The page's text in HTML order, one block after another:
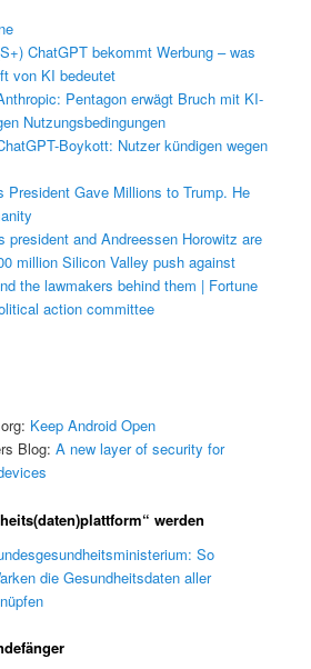
ChatGPT bekommt Werbung – was
von KI bedeutet
Pentagon erwägt Bruch mit KI-
Nutzungsbedingungen
Boykott: Nutzer kündigen wegen
President Gave Millions to Trump. He
president and Andreessen Horowitz are
million Silicon Valley push against
the lawmakers behind them | Fortune
action committee
Keep Android Open
Blog: A new layer of security for
werden
So
die Gesundheitsdaten aller